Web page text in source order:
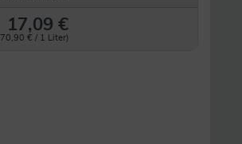
17,09 €
€ / 1 Liter)